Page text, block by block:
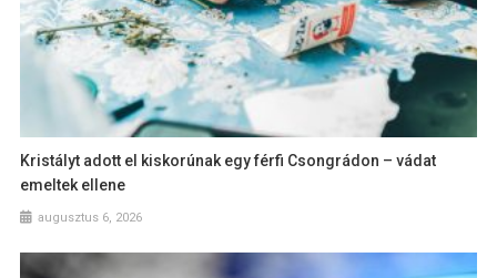
Kristályt adott el kiskorúnak egy férfi Csongrádon – vádat
emeltek ellene
augusztus 6, 2026